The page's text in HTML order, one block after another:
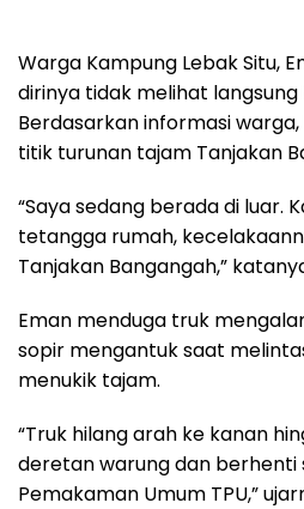
Warga Kampung Lebak Situ,
dirinya tidak melihat langsung
Berdasarkan informasi
titik turunan tajam Tanjakan
“Saya sedang berada di luar.
tetangga rumah,
Tanjakan Bangangah,”
Eman menduga truk
sopir mengantuk saat
menukik tajam.
“Truk hilang arah ke kanan
deretan warung dan berhenti
Pemakaman Umum TPU,”